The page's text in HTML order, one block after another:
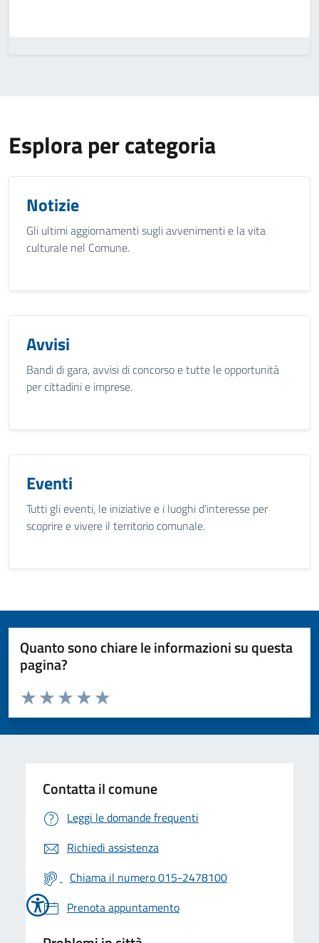
Esplora per categoria
Notizie
Gli ultimi aggiornamenti sugli avvenimenti e la vita
culturale nel Comune.
Avvisi
Bandi di gara, avvisi di concorso e tutte le opportunità
per cittadini e imprese.
Eventi
Tutti gli eventi, le iniziative e i luoghi d'interesse per
scoprire e vivere il territorio comunale.
Quanto sono chiare le informazioni su questa
pagina?
Valuta da 1 a 5 stelle la pagina
Valuta 5 stelle su 5
Valuta 4 stelle su 5
Valuta 3 stelle su 5
Valuta 2 stelle su 5
Valuta 1 stelle su 5
Contatta il comune
Leggi le domande frequenti
Richiedi assistenza
Chiama il numero 015-2478100
Prenota appuntamento